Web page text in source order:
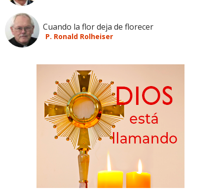
Cuando la flor deja de florecer
P. Ronald Rolheiser